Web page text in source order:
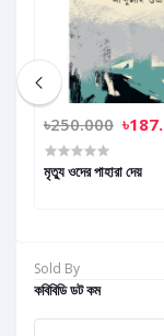
Sold By
কবিবিডি ডট কম
৳250.000
মৃত্যু ওদের পাহারা দেয়